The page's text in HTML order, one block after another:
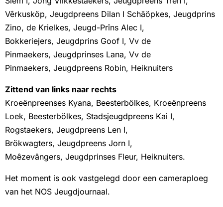
Vêrkusköp, Jeugdpreens Dilan I Schäöpkes, Jeugdprins
Zino, de Krielkes, Jeugd-Prîns Alec I,
Bokkeriejers, Jeugdprins Goof I, Vv de
Pinmaekers, Jeugdprinses Lana, Vv de
Pinmaekers, Jeugdpreens Robin, Heiknuiters
Zittend van links naar rechts
Kroeënpreenses Kyana, Beesterbölkes, Kroeënpreens
Loek, Beesterbölkes, Stadsjeugdpreens Kai I,
Rogstaekers, Jeugdpreens Len I,
Brökwagters, Jeugdpreens Jorn I,
Moêzevângers, Jeugdprinses Fleur, Heiknuiters.
Het moment is ook vastgelegd door een cameraploeg
van het NOS Jeugdjournaal.